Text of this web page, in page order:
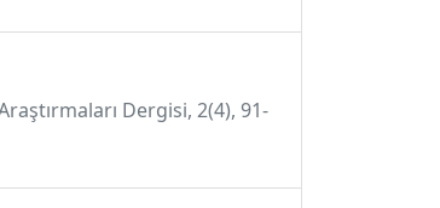
Dergisi, 2(4), 91-